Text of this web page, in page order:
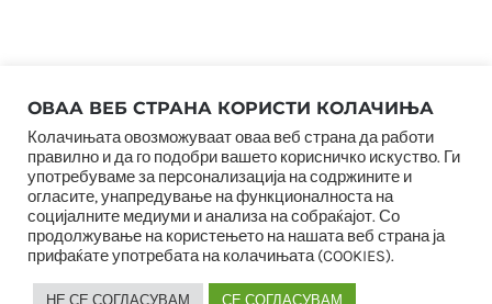
ОВАА ВЕБ СТРАНА КОРИСТИ КОЛАЧИЊА
Колачињата овозможуваат оваа веб страна да работи
правилно и да го подобри вашето корисничко искуство. Ги
употребуваме за персонализација на содржините и
огласите, унапредување на функционалноста на
социјалните медиуми и анализа на собраќајот. Со
продолжување на користењето на нашата веб страна ја
прифаќате употребата на колачињата (COOKIES).
НЕ СЕ СОГЛАСУВАМ СЕ СОГЛАСУВАМ